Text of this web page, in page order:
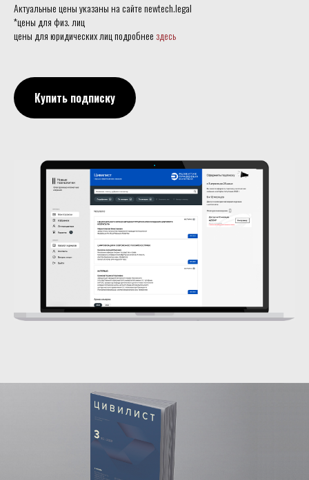
Актуальные цены указаны на сайте newtech.legal
*цены для физ. лиц
цены для юридических лиц подробнее здесь
Купить подписку